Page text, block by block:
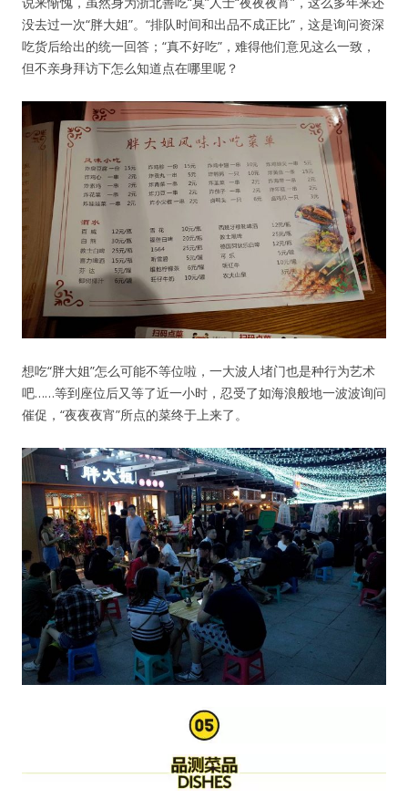
没去过一次“胖大姐”。“排队时间和出品不成正比”，这是询问资深
吃货后给出的统一回答；“真不好吃”，难得他们意见这么一致，
但不亲身拜访下怎么知道点在哪里呢？
想吃“胖大姐”怎么可能不等位啦，一大波人堵门也是种行为艺术
吧……等到座位后又等了近一小时，忍受了如海浪般地一波波询问
催促，“夜夜夜宵”所点的菜终于上来了。